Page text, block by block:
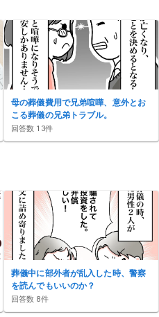
母の葬儀費用で兄弟喧嘩、意外とお
こる葬儀の兄弟トラブル。
回答数 13件
葬儀中に部外者が乱入した時、警察
を読んでもいいのか？
回答数 8件